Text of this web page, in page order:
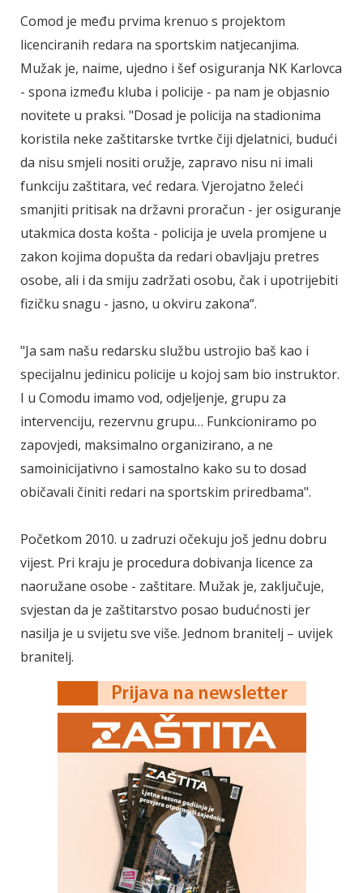
Comod je među prvima krenuo s projektom
licenciranih redara na sportskim natjecanjima.
Mužak je, naime, ujedno i šef osiguranja NK Karlovca
- spona između kluba i policije - pa nam je objasnio
novitete u praksi. "Dosad je policija na stadionima
koristila neke zaštitarske tvrtke čiji djelatnici, budući
da nisu smjeli nositi oružje, zapravo nisu ni imali
funkciju zaštitara, već redara. Vjerojatno želeći
smanjiti pritisak na državni proračun - jer osiguranje
utakmica dosta košta - policija je uvela promjene u
zakon kojima dopušta da redari obavljaju pretres
osobe, ali i da smiju zadržati osobu, čak i upotrijebiti
fizičku snagu - jasno, u okviru zakona“.
"Ja sam našu redarsku službu ustrojio baš kao i
specijalnu jedinicu policije u kojoj sam bio instruktor.
I u Comodu imamo vod, odjeljenje, grupu za
intervenciju, rezervnu grupu… Funkcioniramo po
zapovjedi, maksimalno organizirano, a ne
samoinicijativno i samostalno kako su to dosad
običavali činiti redari na sportskim priredbama".
Početkom 2010. u zadruzi očekuju još jednu dobru
vijest. Pri kraju je procedura dobivanja licence za
naoružane osobe - zaštitare. Mužak je, zaključuje,
svjestan da je zaštitarstvo posao budućnosti jer
nasilja je u svijetu sve više. Jednom branitelj – uvijek
branitelj.